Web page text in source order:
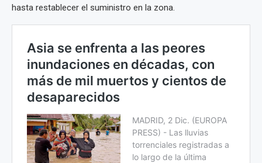
hasta restablecer el suministro en la zona.